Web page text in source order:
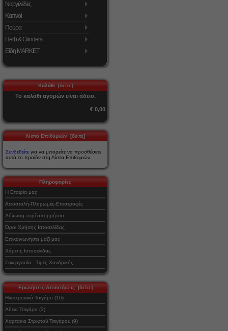
Ναργιλέδες
Καπνοί
Πούρα
Herb & Grinders
Είδη MARKET
Καλάθι [δείτε]
Το καλάθι αγορών είναι άδειο.
€ 0,00
Λίστα Επιθυμιών [δείτε]
Συνδεθείτε για να μπορείτε να προσθέσετε
αυτό το προϊόν στη Λίστα Επιθυμιών.
Πληροφορίες
Η Εταιρία μας
Αποστολή-Πληρωμές-Επιστροφές
Δήλωση περί απορρήτου
Όροι Χρήσης Ιστοσελίδας
Επικοινωνήστε μαζί μας
Χάρτης Ιστοσελίδας
Συνεργασία - Τιμές Χονδρικής
Ερωτήσεις-Απαντήσεις [δείτε]
Ηλεκτρονικό Τσιγάρο (16)
Αδεια Τσιγάρα (3)
Χαρτάκια Στριφτού Τσιγάρου (9)